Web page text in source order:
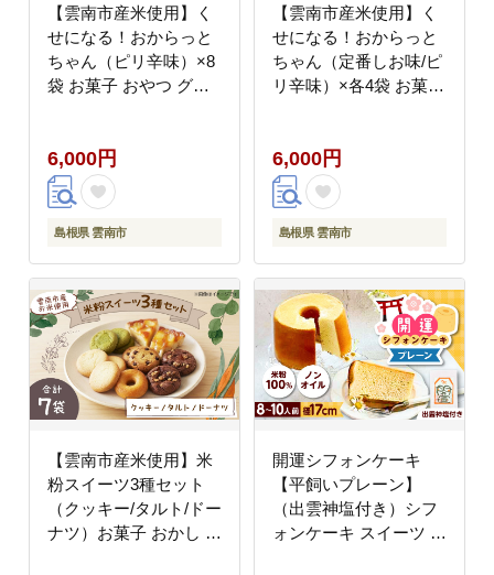
【雲南市産米使用】く
せになる！おからっと
ちゃん（ピリ辛味）×8
袋 お菓子 おやつ グル
根県雲南市/株式会社大
東農産加工場
[AIEG011]
6,000円
島根県 雲南市
【雲南市産米使用】く
せになる！おからっと
ちゃん（定番しお味/ピ
リ辛味）×各4袋 お菓子
ス 無添加 島根県雲南
市/株式会社大東農産加
工場 [AIEG012]
6,000円
島根県 雲南市
【雲南市産米使用】米
粉スイーツ3種セット
（クッキー/タルト/ドー
ナツ）お菓子 おかし グ
開運シフォンケーキ
【平飼いプレーン】
（出雲神塩付き）シフ
ォンケーキ スイーツ 無